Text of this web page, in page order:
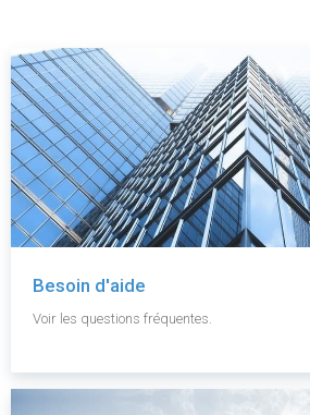
Besoin d'aide
Voir les questions fréquentes.